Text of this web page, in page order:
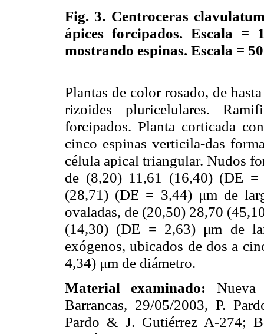
Fig. 3. Centroceras
ápices forcipados. Escala =
mostrando espinas. Escala =
Plantas de color rosado, de
rizoides pluricelulares.
forcipados. Planta corticada
cinco espinas verticila-das
célula apical triangular. Nudos
de (8,20) 11,61 (16,40) (DE
(28,71) (DE = 3,44) μm de
ovaladas, de (20,50) 28,70
(14,30) (DE = 2,63) μm de
exógenos, ubicados de dos a
4,34) μm de diámetro.
Material examinado: Nueva
Barrancas, 29/05/2003, P.
Pardo & J. Gutiérrez A-274;